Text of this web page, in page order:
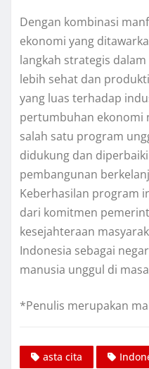
Dengan kombinasi
ekonomi yang
langkah strategis
lebih sehat dan
yang luas terhadap
pertumbuhan ekonomi
salah satu program
didukung dan
pembangunan
Keberhasilan program
dari komitmen
kesejahteraan
Indonesia sebagai
manusia unggul di
*Penulis merupakan
asta cita